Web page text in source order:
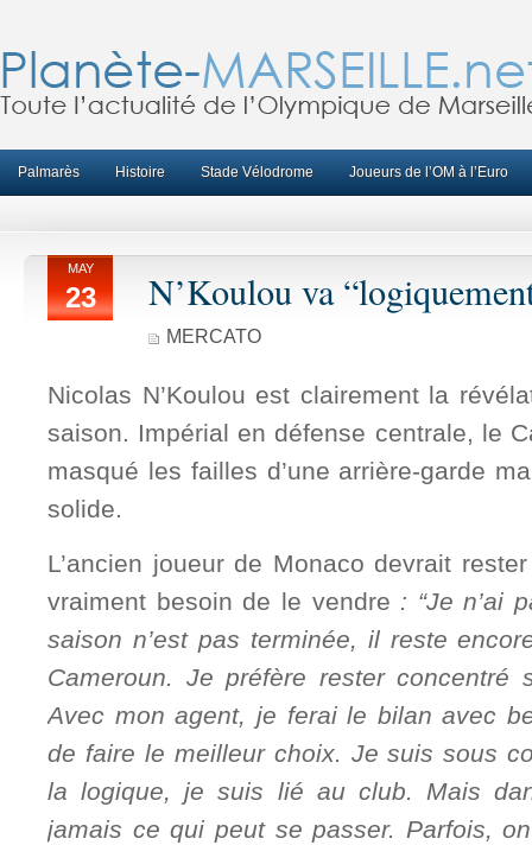
Palmarès Histoire Stade Vélodrome Joueurs de l’OM à l’Euro
MAY
23 N’Koulou va
MERCATO
Nicolas N’Koulou est clairement la
saison. Impérial en défense centrale, le
masqué les failles d’une arrière-garde
solide.
L’ancien joueur de Monaco devrait
vraiment besoin de le vendre : “Je n’ai
saison n’est pas terminée, il reste
Cameroun. Je préfère rester concentré
Avec mon agent, je ferai le bilan avec
de faire le meilleur choix. Je suis sous
la logique, je suis lié au club. Mais
jamais ce qui peut se passer. Parfois,